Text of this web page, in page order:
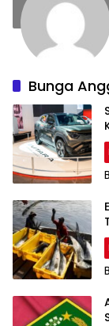
Bunga